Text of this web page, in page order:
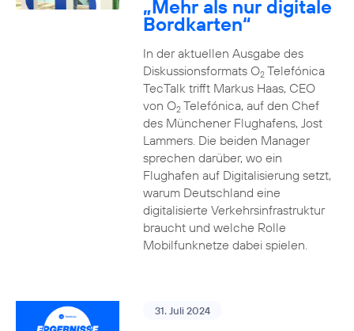
„Mehr als nur digitale
Bordkarten“
In der aktuellen Ausgabe des
Diskussionsformats O2Telefónica
TecTalk trifft Markus Haas, CEO
von O2Telefónica, auf den Chef
des Münchener Flughafens, Jost
Lammers. Die beiden Manager
sprechen darüber, wo ein
Flughafen auf Digitalisierung setzt,
warum Deutschland eine
digitalisierte Verkehrsinfrastruktur
braucht und welche Rolle
Mobilfunknetze dabei spielen.
31. Juli 2024